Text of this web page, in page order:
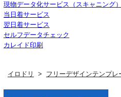
現物データ化サービス（スキャニング）
当日着サービス
翌日着サービス
セルフデータチェック
カレイド印刷
イロドリ フリーデザインテンプレ